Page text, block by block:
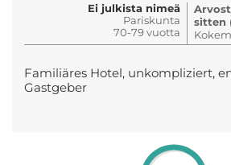
Ei julkista nimeä
Pariskunta
70-79 vuotta
sitten
Familiäres Hotel, unkompliziert,
Gastgeber